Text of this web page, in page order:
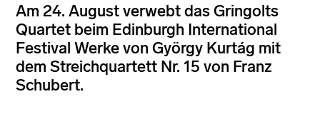
Am 24. August verwebt das Gringolts
Quartet beim Edinburgh International
Festival Werke von György Kurtág mit
dem Streichquartett Nr. 15 von Franz
Schubert.